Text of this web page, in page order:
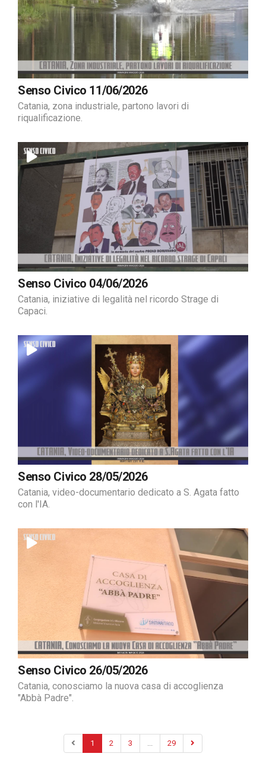
Senso Civico 11/06/2026
Catania, zona industriale, partono lavori di
riqualificazione.
Senso Civico 04/06/2026
Catania, iniziative di legalità nel ricordo Strage di
Capaci.
Senso Civico 28/05/2026
Catania, video-documentario dedicato a S. Agata fatto
con l'IA.
Senso Civico 26/05/2026
Catania, conosciamo la nuova casa di accoglienza
"Abbà Padre".
1 2 3 29